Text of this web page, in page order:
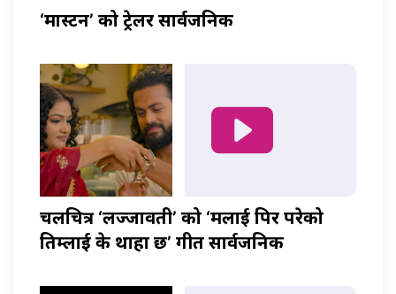
‘मास्टर्नी’ को ट्रेलर सार्वजनिक
चलचित्र ‘लज्जावती’ को ‘मलाई पिर परेको
तिम्लाई के थाहा छ’ गीत सार्वजनिक